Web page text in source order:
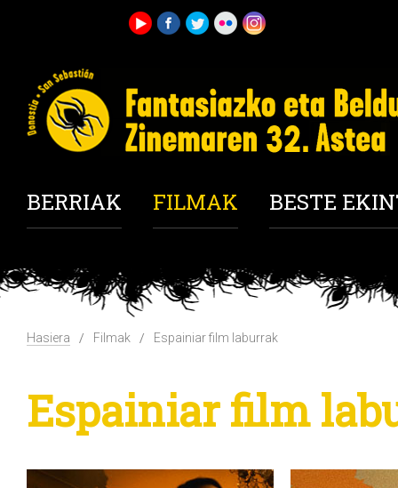
BERRIAK FILMAK BESTE
Hasiera Filmak Espainiar film laburrak
Espainiar film